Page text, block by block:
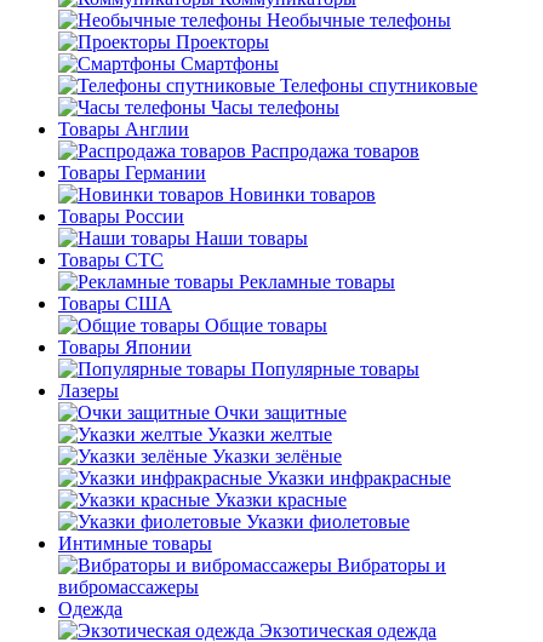
Необычные телефоны
Проекторы
Смартфоны
Телефоны спутниковые
Часы телефоны
Товары Англии
Распродажа товаров
Товары Германии
Новинки товаров
Товары России
Наши товары
Товары СТС
Рекламные товары
Товары США
Общие товары
Товары Японии
Популярные товары
Лазеры
Очки защитные
Указки желтые
Указки зелёные
Указки инфракрасные
Указки красные
Указки фиолетовые
Интимные товары
Вибраторы и
вибромассажеры
Одежда
Экзотическая одежда